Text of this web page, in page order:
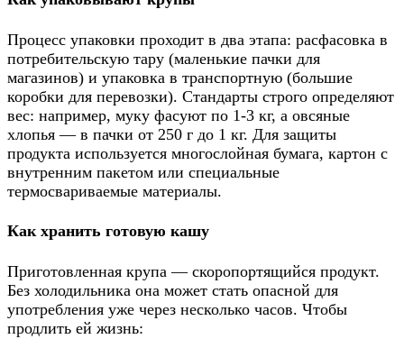
Процесс упаковки проходит в два этапа: расфасовка в
потребительскую тару (маленькие пачки для
магазинов) и упаковка в транспортную (большие
коробки для перевозки). Стандарты строго определяют
вес: например, муку фасуют по 1-3 кг, а овсяные
хлопья — в пачки от 250 г до 1 кг. Для защиты
продукта используется многослойная бумага, картон с
внутренним пакетом или специальные
термосвариваемые материалы.
Как хранить готовую кашу
Приготовленная крупа — скоропортящийся продукт.
Без холодильника она может стать опасной для
употребления уже через несколько часов. Чтобы
продлить ей жизнь: